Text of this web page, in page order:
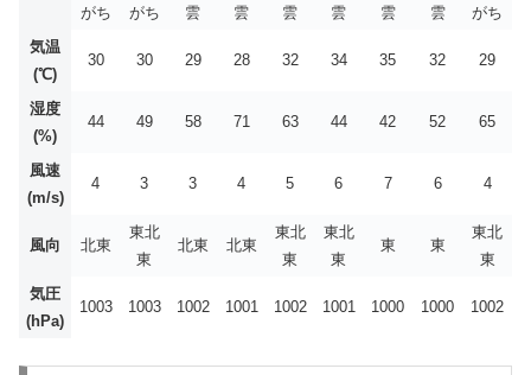
がち
がち
雲
雲
雲
雲
雲
雲
がち
気温
(℃)
30 30 29 28 32 34 35 32 29
湿度
(%)
44 49 58 71 63 44 42 52 65
風速
(m/s)
4 3 3 4 5 6 7 6 4
風向 北東
東北
東
北東 北東
東北
東
東北
東
東 東
東北
東
気圧
(hPa)
1003 1003 1002 1001 1002 1001 1000 1000 1002